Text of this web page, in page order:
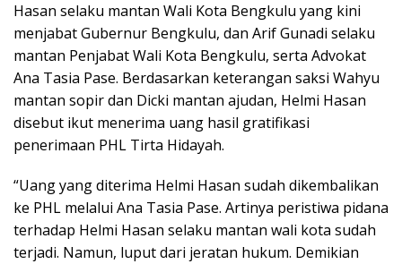
Hasan selaku mantan Wali Kota Bengkulu yang kini
menjabat Gubernur Bengkulu, dan Arif Gunadi selaku
mantan Penjabat Wali Kota Bengkulu, serta Advokat
Ana Tasia Pase. Berdasarkan keterangan saksi Wahyu
mantan sopir dan Dicki mantan ajudan, Helmi Hasan
disebut ikut menerima uang hasil gratifikasi
penerimaan PHL Tirta Hidayah.
“Uang yang diterima Helmi Hasan sudah dikembalikan
ke PHL melalui Ana Tasia Pase. Artinya peristiwa pidana
terhadap Helmi Hasan selaku mantan wali kota sudah
terjadi. Namun, luput dari jeratan hukum. Demikian